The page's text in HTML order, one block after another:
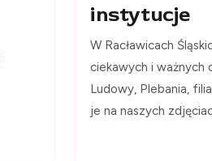
instytucje
W Racławicach
ciekawych i ważnych
Ludowy, Plebania,
je na naszych